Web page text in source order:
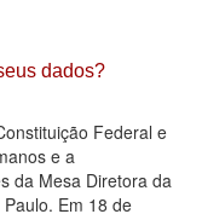
dados?
Federal e
e a
da Mesa Diretora da
Em 18 de